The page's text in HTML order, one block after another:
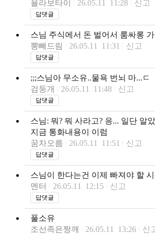
욜라보타이
26.05.11 11:28 신고
답댓글
스님 주식에서 돈 벌어서 룸싸롱
뽕빼드림
26.05.11 11:31 신고
답댓글
;;;스님아 무소유..물욕 번뇌 마...ㄷ
검둥개
26.05.11 11:48 신고
답댓글
스님: 뭐? 뭐 사라고? 응... 일단 알
지금 통화내용이 이럼
꿈차오름
26.05.11 11:51 신고
답댓글
스님이 한다는건 이제 빠져야 할 시
멘터
26.05.11 12:15 신고
답댓글
풀소유
조선족은짱깨
26.05.11 13:26 신